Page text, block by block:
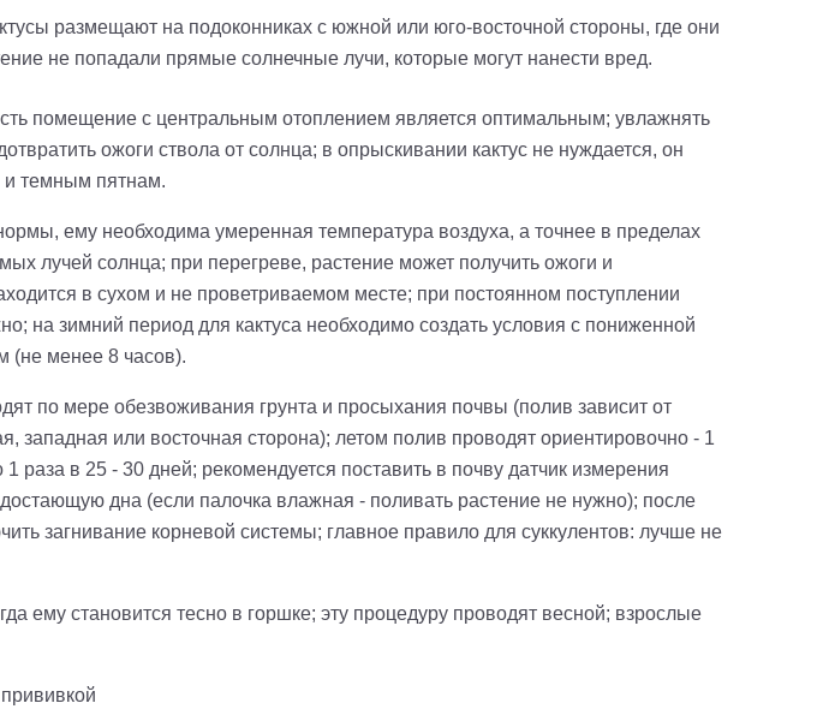
размещают на подоконниках с южной или юго-восточной стороны, где они
не попадали прямые солнечные лучи, которые могут нанести вред.
помещение с центральным отоплением является оптимальным; увлажнять
ожоги ствола от солнца; в опрыскивании кактус не нуждается, он
и темным пятнам.
ему необходима умеренная температура воздуха, а точнее в пределах
лучей солнца; при перегреве, растение может получить ожоги и
в сухом и не проветриваемом месте; при постоянном поступлении
на зимний период для кактуса необходимо создать условия с пониженной
(не менее 8 часов).
по мере обезвоживания грунта и просыхания почвы (полив зависит от
западная или восточная сторона); летом полив проводят ориентировочно - 1
в 25 - 30 дней; рекомендуется поставить в почву датчик измерения
дна (если палочка влажная - поливать растение не нужно); после
загнивание корневой системы; главное правило для суккулентов: лучше не
ему становится тесно в горшке; эту процедуру проводят весной; взрослые